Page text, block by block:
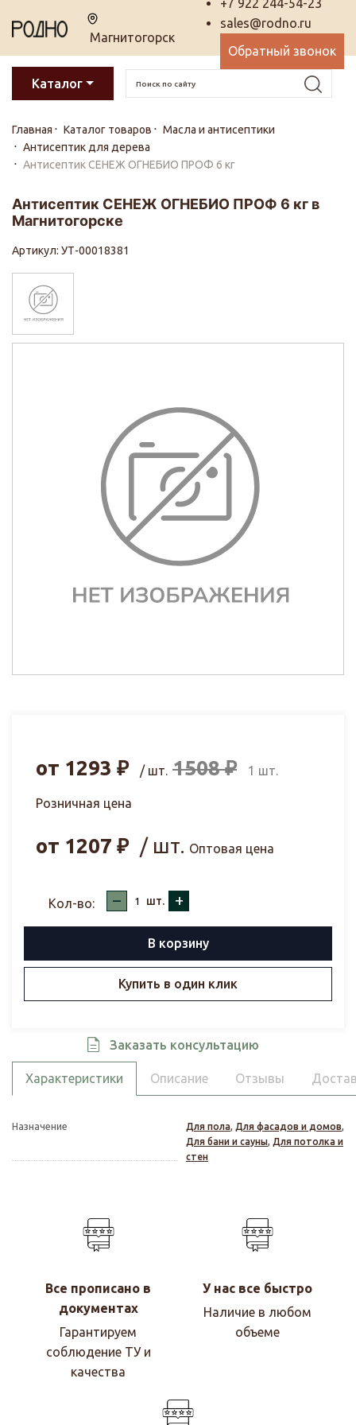
Магнитогорск
+7 922 244-54-23
sales@rodno.ru
Обратный звонок
Каталог
Главная Каталог товаров
Масла и антисептики
Антисептик для дерева
Антисептик СЕНЕЖ ОГНЕБИО ПРОФ 6 кг
Антисептик СЕНЕЖ ОГНЕБИО ПРОФ 6 кг в
Магнитогорске
Артикул: УТ-00018381
от 1293 ₽ / шт. 1508₽ 1 шт.
Розничная цена
от 1207 ₽ / шт. Оптовая цена
Кол-во: – шт. +
В корзину
Купить в один клик
Заказать консультацию
Характеристики Описание Отзывы
Назначение Для пола, Для фасадов и домов,
Для бани и сауны, Для потолка и
стен
Все прописано в
документах
Гарантируем
соблюдение ТУ и
качества
У нас все быстро
Наличие в любом
объеме